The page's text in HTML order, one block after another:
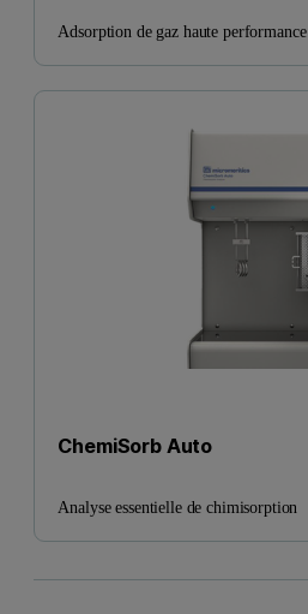
Adsorption de gaz haute performance
ChemiSorb Auto
Analyse essentielle de chimisorption